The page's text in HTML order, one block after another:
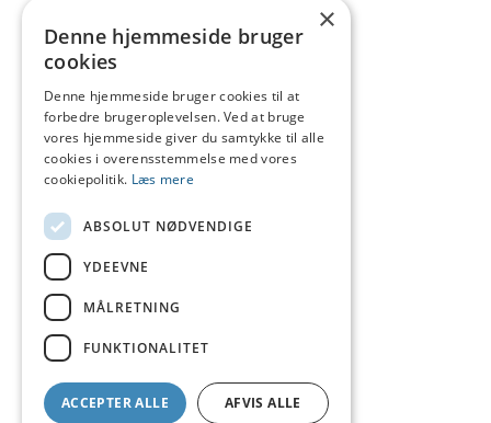
×
Denne hjemmeside bruger
cookies
Denne hjemmeside bruger cookies til at
forbedre brugeroplevelsen. Ved at bruge
vores hjemmeside giver du samtykke til alle
cookies i overensstemmelse med vores
cookiepolitik. Læs mere
ABSOLUT NØDVENDIGE
YDEEVNE
MÅLRETNING
FUNKTIONALITET
ACCEPTER ALLE AFVIS ALLE